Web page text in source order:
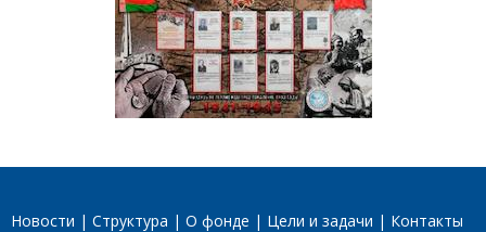
Новости Структура О фонде Цели и задачи Контакты